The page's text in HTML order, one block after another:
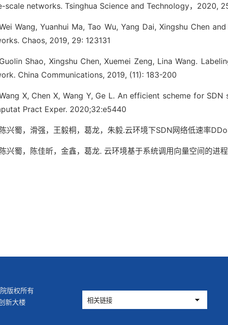
scale networks. Tsinghua Science and Technology，2020,
Wang, Yuanhui Ma, Tao Wu, Yang Dai, Xingshu Chen
Chaos, 2019, 29: 123131
Guolin Shao, Xingshu Chen, Xuemei Zeng, Lina Wang.
China Communications, 2019, (11): 183-200
X, Chen X, Wang Y, Ge L. An efficient scheme for
Pract Exper. 2020;32:e5440
陈兴蜀，滑强，王毅桐，葛龙，朱毅.云环境下SDN网络低速率
陈兴蜀，陈佳昕，金鑫，葛龙. 云环境基于系统调用向量空间的
版权所有
新大楼